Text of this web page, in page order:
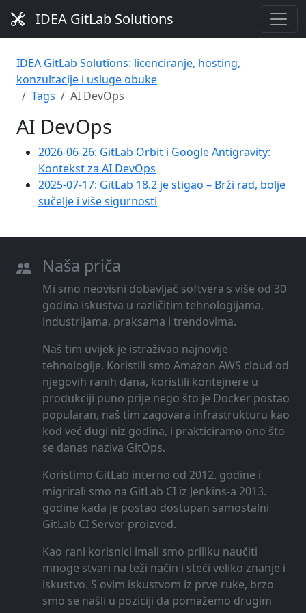
IDEA GitLab Solutions
IDEA GitLab Solutions: licenciranje, hosting,
konzultacije i usluge obuke
Tags
AI DevOps
AI DevOps
2026-06-26: GitLab Orbit i Google Antigravity:
Kontekst za AI DevOps
2025-07-17: GitLab 18.2 je stigao – Brži rad, bolje
sučelje i više sigurnosti
Naša priča
Mi smo neovisni dobavljač softvera s više od 30
godina iskustva u različitim tehnologijama,
industrijama, praksama i trendovima.
Naš tim uvijek je istraživao najnovije
tehnologije. Koristili smo Amazon AWS cloud od
njegovih ranih dana, koristili kontejnere u
produkciji puno prije nego što je Docker postao
popularan, naš tim zagovara infrastrukturu kao
kod već dugi niz godina, i prakticiramo ono što
se danas naziva GitOps.
Koristimo GitLab interno od 2012. godine i
migrirali smo na GitLab CI iz Jenkins-a 2013.
godine kada je postao dostupan samostalni
GitLab CI Server proizvod.
Kao rani korisnici imali smo priliku naučiti
mnoge stvari na teži način i steći veliko znanje i
iskustvo. S ovim iskustvom iz prve ruke, brzo
smo se našli u poziciji da pomažemo drugim